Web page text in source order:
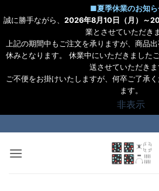
■夏季休業のお知ら
誠に勝手ながら、 2026年8月10日（月）～
業とさせていただき
上記の期間中もご注文を承りますが、商品
休みとなります。 休業中にいただきました
送させていただきま
ご不便をお掛けいたしますが、何卒ご了承
ます。
非表示
to
content